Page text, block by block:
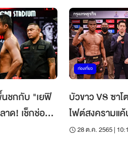
นชกกับ "เยฟิ
ด! เช็กช่อง
ท่องเที่ยว
บัวขาว VS ซา
ไฟต์สงครามแ
เดือดแน่!
28 ต.ค. 2565 |